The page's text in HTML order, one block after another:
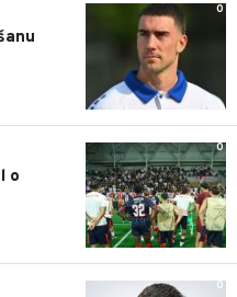
0
0
o
0